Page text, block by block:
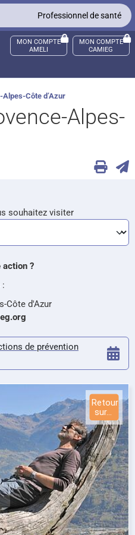
Professionnel de santé
MON COMPTE
AMELI
MON COMPTE
CAMIEG
Côte d’Azur
Alpes-
souhaitez visiter
action ?
:
Côte d'Azur
de prévention